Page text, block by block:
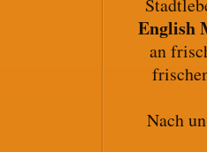
English
an
Nach